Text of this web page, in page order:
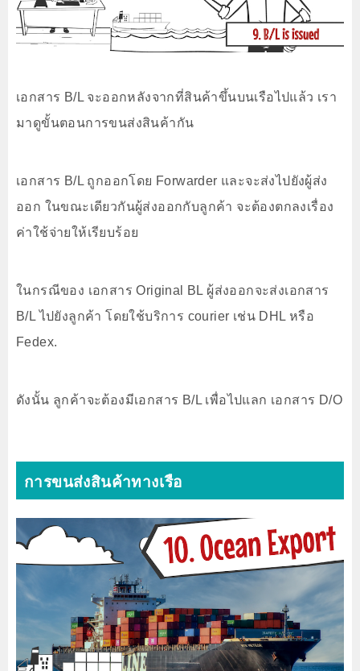
เอกสาร B/L จะออกหลังจากที่สินค้าขึ้นบนเรือไปแล้ว เรา
มาดูขั้นตอนการขนส่งสินค้ากัน
เอกสาร B/L ถูกออกโดย Forwarder และจะส่งไปยังผู้ส่ง
ออก ในขณะเดียวกันผู้ส่งออกกับลูกค้า จะต้องตกลงเรื่อง
ค่าใช้จ่ายให้เรียบร้อย
ในกรณีของ เอกสาร Original BL ผู้ส่งออกจะส่งเอกสาร
B/L ไปยังลูกค้า โดยใช้บริการ courier เช่น DHL หรือ
Fedex.
ดังนั้น ลูกค้าจะต้องมีเอกสาร B/L เพื่อไปแลก เอกสาร D/O
การขนส่งสินค้าทางเรือ